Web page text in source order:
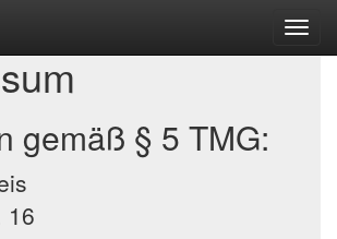
gemäß § 5 TMG:
16